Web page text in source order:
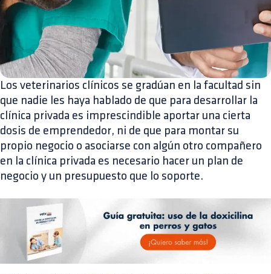
Los veterinarios clínicos se gradúan en la facultad sin
que nadie les haya hablado de que para desarrollar la
clínica privada es imprescindible aportar una cierta
dosis de emprendedor, ni de que para montar su
propio negocio o asociarse con algún otro compañero
en la clínica privada es necesario hacer un plan de
negocio y un presupuesto que lo soporte.